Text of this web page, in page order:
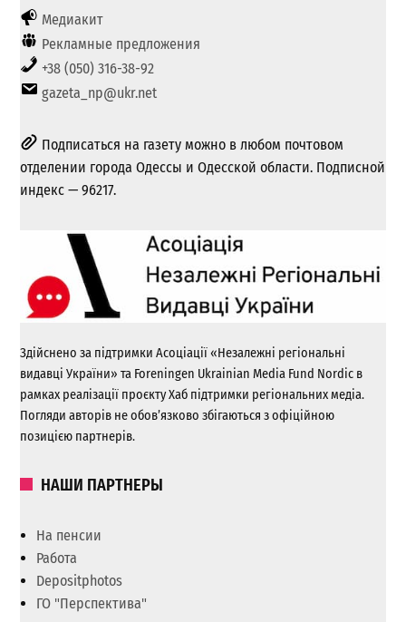
Медиакит
Рекламные предложения
+38 (050) 316-38-92
gazeta_np@ukr.net
Подписаться на газету можно в любом почтовом
отделении города Одессы и Одесской области. Подписной
индекс — 96217.
Здійснено за підтримки Асоціації «Незалежні регіональні
видавці України» та Foreningen Ukrainian Media Fund Nordic в
рамках реалізації проєкту Хаб підтримки регіональних медіа.
Погляди авторів не обов’язково збігаються з офіційною
позицією партнерів.
НАШИ ПАРТНЕРЫ
На пенсии
Работа
Depositphotos
ГО "Перспектива"